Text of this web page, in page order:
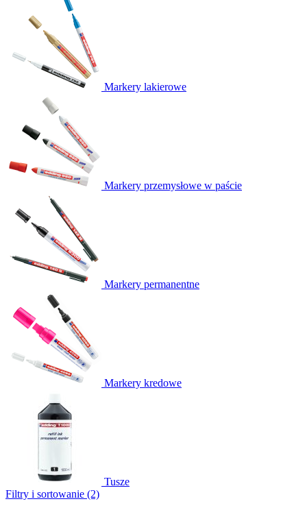
Markery lakierowe
Markery przemysłowe w paście
Markery permanentne
Markery kredowe
Tusze
Filtry i sortowanie (2)